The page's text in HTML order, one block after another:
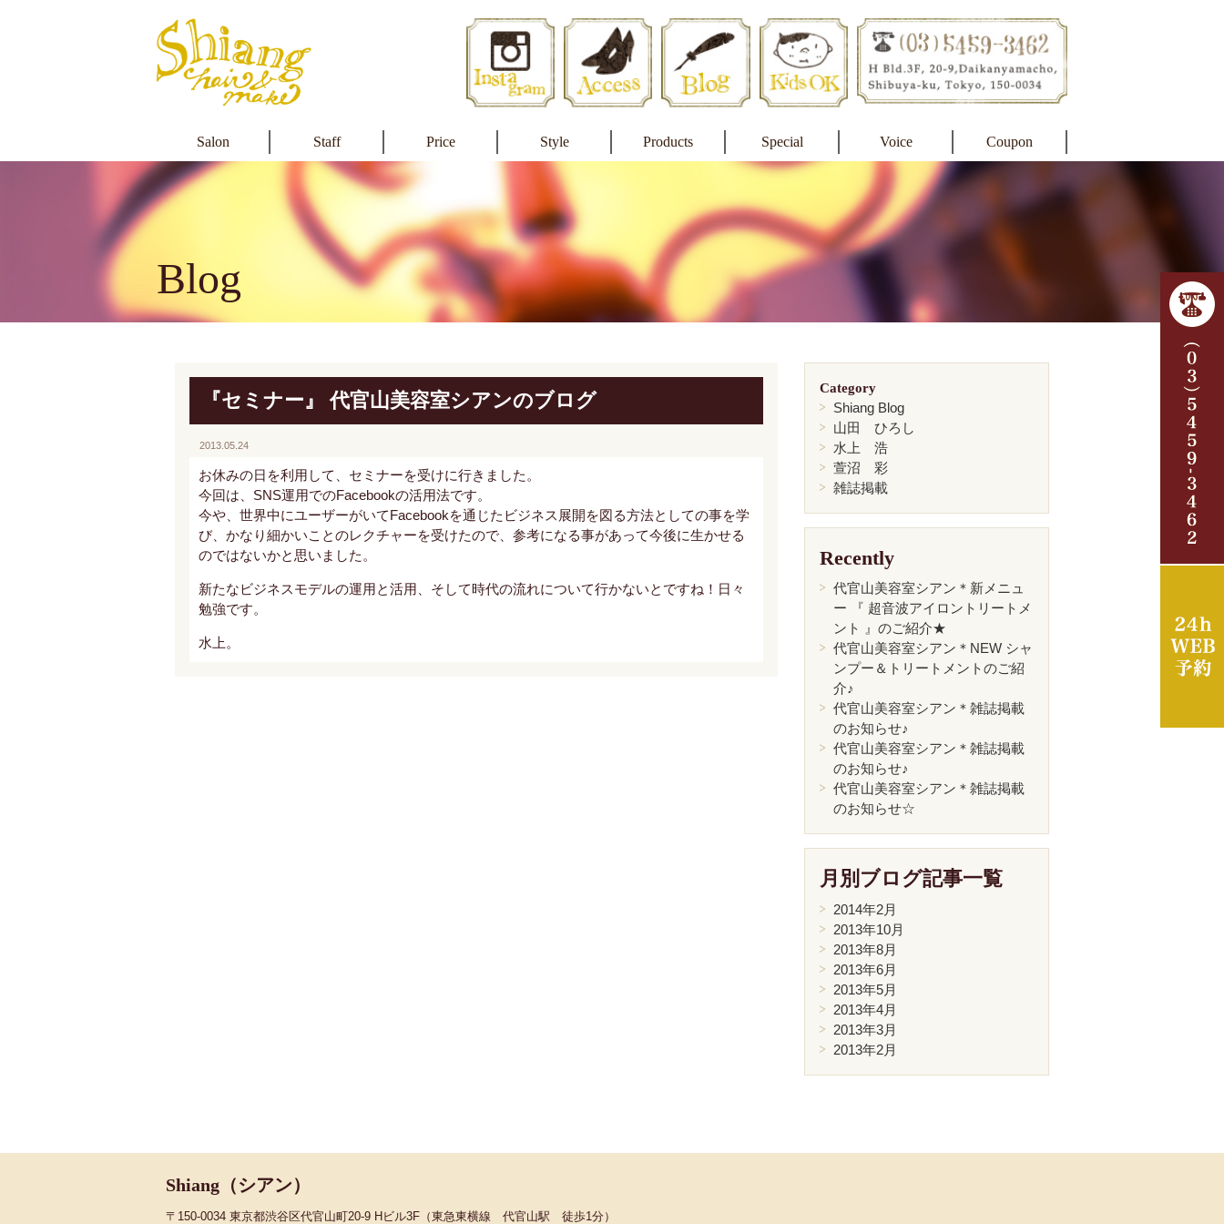
Salon Staff Price Style Products Special Voice Coupon
Blog
『セミナー』 代官山美容室シアンのブログ
2013.05.24
お休みの日を利用して、セミナーを受けに行きました。
今回は、SNS運用でのFacebookの活用法です。
今や、世界中にユーザーがいてFacebookを通じたビジネス展開を図る方法としての事を学
び、かなり細かいことのレクチャーを受けたので、参考になる事があって今後に生かせる
のではないかと思いました。
新たなビジネスモデルの運用と活用、そして時代の流れについて行かないとですね！日々
勉強です。
水上。
Category
Shiang Blog
山田 ひろし
水上 浩
萱沼 彩
雑誌掲載
Recently
代官山美容室シアン＊新メニュ
ー 『 超音波アイロントリートメ
ント 』のご紹介★
代官山美容室シアン＊NEW シャ
ンプー＆トリートメントのご紹
介♪
代官山美容室シアン＊雑誌掲載
のお知らせ♪
代官山美容室シアン＊雑誌掲載
のお知らせ♪
代官山美容室シアン＊雑誌掲載
のお知らせ☆
月別ブログ記事一覧
2014年2月
2013年10月
2013年8月
2013年6月
2013年5月
2013年4月
2013年3月
2013年2月
Shiang（シアン）
〒150-0034 東京都渋谷区代官山町20-9 Hビル3F（東急東横線 代官山駅 徒歩1分）